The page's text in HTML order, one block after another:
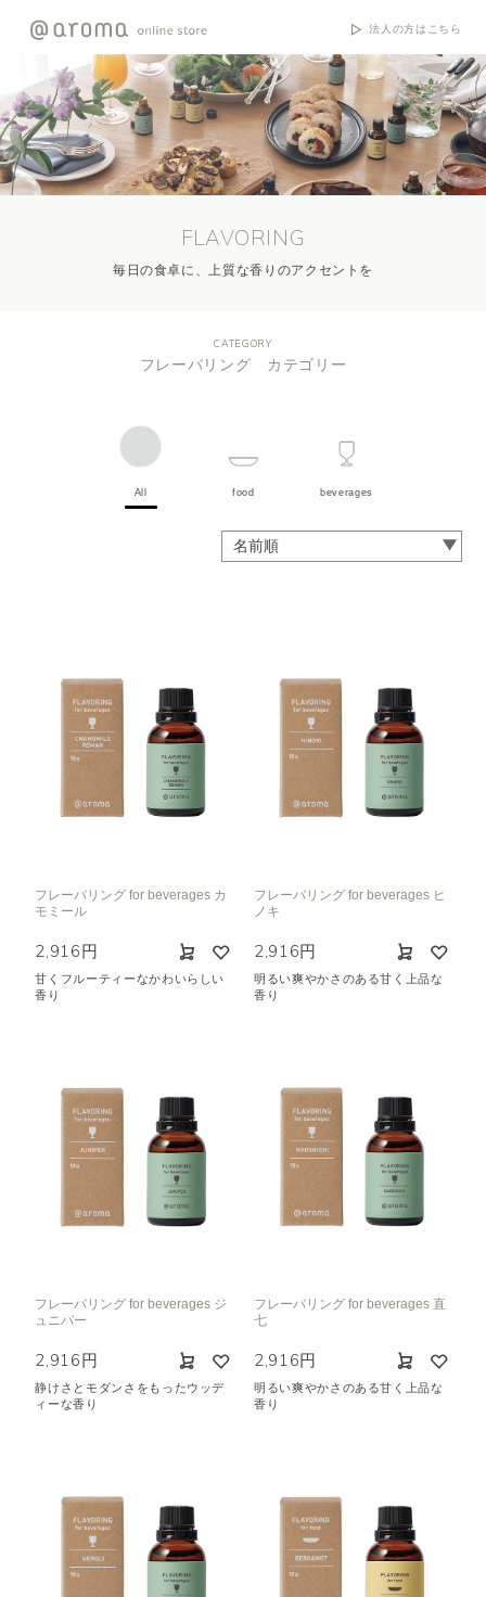
法人の方はこちら
FLAVORING
毎日の食卓に、上質な香りのアクセントを
CATEGORY
フレーバリング カテゴリー
All food beverages
フレーバリング for beverages カ
モミール
2,916円
甘くフルーティーなかわいらしい
香り
フレーバリング for beverages ヒ
ノキ
2,916円
明るい爽やかさのある甘く上品な
香り
フレーバリング for beverages ジ
ュニパー
2,916円
静けさとモダンさをもったウッデ
ィーな香り
フレーバリング for beverages 直
七
2,916円
明るい爽やかさのある甘く上品な
香り